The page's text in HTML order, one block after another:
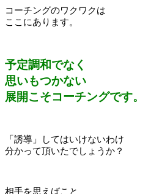
コーチングのワクワクは
ここにあります。
予定調和でなく
思いもつかない
展開こそコーチングです。
「誘導」してはいけないわけ
分かって頂いたでしょうか？
相手を思えばこと